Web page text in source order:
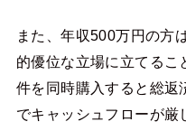
また、年収500万円の方
的優位な立場に立てるこ
件を同時購入すると総返
でキャッシュフローが厳